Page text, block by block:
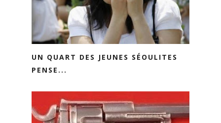
UN QUART DES JEUNES SÉOULITES
PENSE...